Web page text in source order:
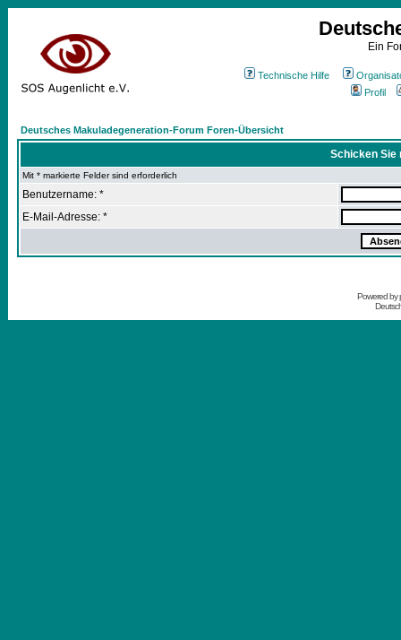
Ein
Technische Hilfe
Profil
Deutsches Makuladegeneration-Forum Foren-Übersicht
Schicken Sie
Mit * markierte Felder sind erforderlich
Benutzername: *
E-Mail-Adresse: *
Powered by